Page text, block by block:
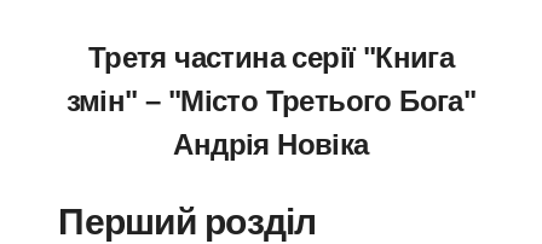
Третя частина серії "Книга
змін" – "Місто Третього Бога"
Андрія Новіка
Перший розділ